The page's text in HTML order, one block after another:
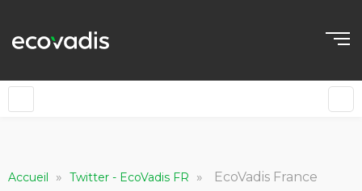
Accueil » Twitter - EcoVadis FR » EcoVadis France